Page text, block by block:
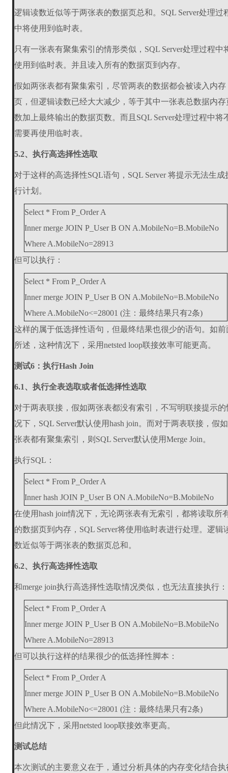
逻辑读数近似等于两张表的数据页总和。SQL Server处理过
中将使用到临时表。
只有一张表有聚集索引的情形类似，SQL Server处理过程中
使用到临时表。并且读入所有的数据页到内存。
假如两张表都有聚集索引，尽管两表的数据都会被读入内存
页，但逻辑读数已经大大减少，等于其中一张表总数据内存
数加上最终输出的数据页数。而且SQL Server处理过程中将
需要再使用临时表。
5.2、执行高选择性选取
对于这样的高选择性SQL语句，SQL Server 将提示无法生成
行计划。
Select * From P_Order A
Inner merge JOIN P_User B ON A.MobileNo=B.MobileNo
Where A.MobileNo=28913
但可以执行：
Select * From P_Order A
Inner merge JOIN P_User B ON A.MobileNo=B.MobileNo
Where A.MobileNo<=28001 (注：最终结果只有2条)
这样的属于低选择性语句，但最终结果也很少的语句。如前
所述，这种情况下，采用netsted loop联接效率可能更高。
测试6：执行Hash Join
6.1、执行全表选取或者低选择性选取
对于两表联接，假如两张表都没有索引，不写明联接提示的
况下，SQL Server默认使用hash join。而对于两表联接，假
张表都有聚集索引，则SQL Server默认使用Merge Join。
执行SQL：
Select * From P_Order A
Inner hash JOIN P_User B ON A.MobileNo=B.MobileNo
在使用hash join情况下，无论两张表有无索引，都将读取所
的数据页到内存，SQL Server将使用临时表进行处理。逻辑
数近似等于两张表的数据页总和。
6.2、执行高选择性选取
和merge join执行高选择性选取情况类似，也无法直接执行：
Select * From P_Order A
Inner merge JOIN P_User B ON A.MobileNo=B.MobileNo
Where A.MobileNo=28913
但可以执行这样的结果很少的低选择性脚本：
Select * From P_Order A
Inner merge JOIN P_User B ON A.MobileNo=B.MobileNo
Where A.MobileNo<=28001 (注：最终结果只有2条)
但此情况下，采用netsted loop联接效率更高。
测试总结
本次测试的主要意义在于，通过分析具体的内存变化结合执